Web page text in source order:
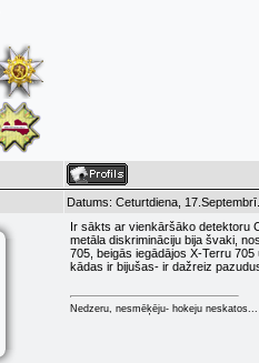
Datums: Ceturtdiena,
Ir sākts ar vienkāršāko detektoru
metāla diskrimināciju bija švaki,
705, beigās iegādājos X-Terru
kādas ir bijušas- ir dažreiz
Nedzeru, nesmēķēju- hokeju neskatos...